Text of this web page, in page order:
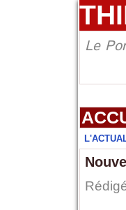
Le